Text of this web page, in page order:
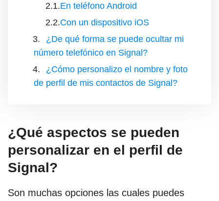
En teléfono Android
Con un dispositivo iOS
¿De qué forma se puede ocultar mi
número telefónico en Signal?
¿Cómo personalizo el nombre y foto
de perfil de mis contactos de Signal?
¿Qué aspectos se pueden
personalizar en el perfil de
Signal?
Son muchas opciones las cuales puedes